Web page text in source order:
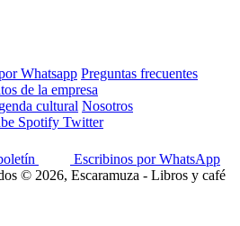
Whatsapp Preguntas frecuentes
de la empresa
cultural Nosotros
Spotify Twitter
Escribinos por WhatsApp
© 2026, Escaramuza - Libros y café